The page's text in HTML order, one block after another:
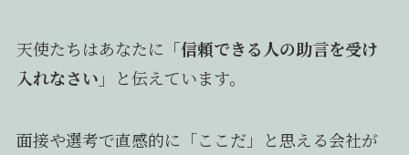
天使たちはあなたに 「信頼できる人の助言を受け
入れなさい」
と伝えています。
面接や選考で直感的に「ここだ」と思える会社が